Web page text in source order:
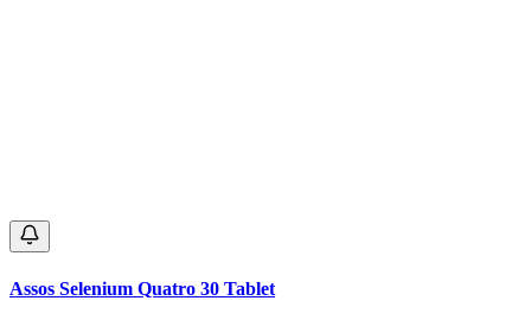
Assos Selenium Quatro 30 Tablet